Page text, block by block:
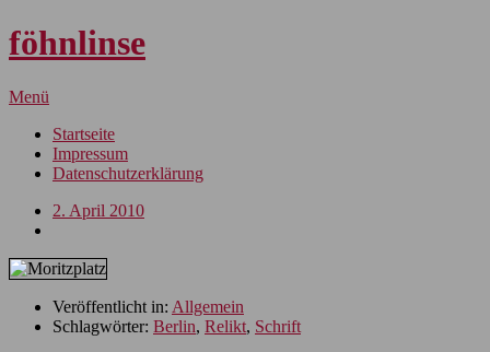
föhnlinse
Menü
Startseite
Impressum
Datenschutzerklärung
2. April 2010
Veröffentlicht in: Allgemein
Schlagwörter: Berlin, Relikt, Schrift